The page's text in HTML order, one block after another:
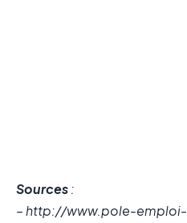
Sources:
– http://www.pole-emploi-